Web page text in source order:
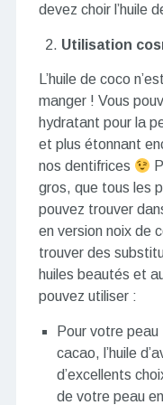
devez choir l’huile
Utilisation
L’huile de coco
manger ! Vous
hydratant pour la
et plus étonnant
nos dentifrices
gros, que tous les
pouvez trouver
en version noix de
trouver des
huiles beautés et
pouvez utiliser :
Pour votre peau
cacao, l’huile
d’excellents
de votre peau